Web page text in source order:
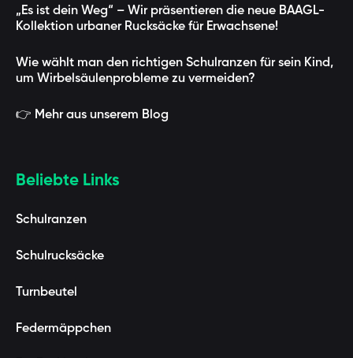
„Es ist dein Weg“ – Wir präsentieren die neue BAAGL-
Kollektion urbaner Rucksäcke für Erwachsene!
Wie wählt man den richtigen Schulranzen für sein Kind,
um Wirbelsäulenprobleme zu vermeiden?
👉 Mehr aus unserem Blog
Beliebte Links
Schulranzen
Schulrucksäcke
Turnbeutel
Federmäppchen